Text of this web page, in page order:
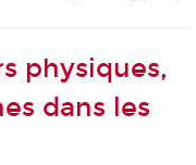
physiques,
dans les